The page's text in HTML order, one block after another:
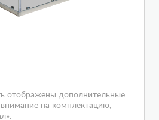
отображены дополнительные
на комплектацию,